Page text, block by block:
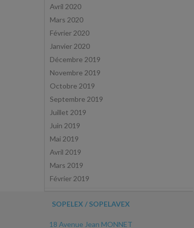
Avril 2020
Mars 2020
Février 2020
Janvier 2020
Décembre 2019
Novembre 2019
Octobre 2019
Septembre 2019
Juillet 2019
Juin 2019
Mai 2019
Avril 2019
Mars 2019
Février 2019
SOPELEX / SOPELAVEX
18 Avenue Jean MONNET